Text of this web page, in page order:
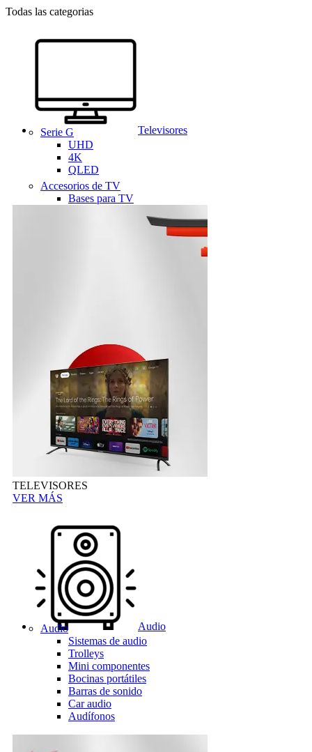
Todas las categorias
Televisores
Serie G
UHD
4K
QLED
Accesorios de TV
Bases para TV
TELEVISORES
VER MÁS
Audio
Audio
Sistemas de audio
Trolleys
Mini componentes
Bocinas portátiles
Barras de sonido
Car audio
Audífonos